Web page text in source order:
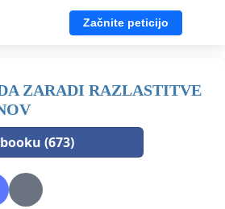
Začnite peticijo
ZARADI RAZLASTITVE
(673)